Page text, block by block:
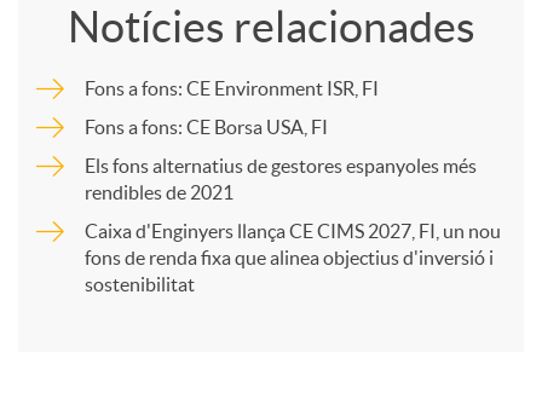
p
a
Notícies relacionades
Fons a fons: CE Environment ISR, FI
Fons a fons: CE Borsa USA, FI
Els fons alternatius de gestores espanyoles més
rendibles de 2021
Caixa d'Enginyers llança CE CIMS 2027, FI, un nou
fons de renda fixa que alinea objectius d'inversió i
sostenibilitat